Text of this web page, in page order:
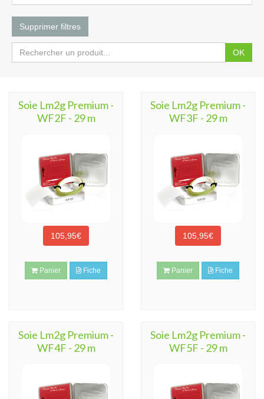
Supprimer filtres
OK
Soie Lm2g Premium -
WF2F - 29 m
105,95€
Panier Fiche
Soie Lm2g Premium -
WF3F - 29 m
105,95€
Panier Fiche
Soie Lm2g Premium -
WF4F - 29 m
Soie Lm2g Premium -
WF5F - 29 m